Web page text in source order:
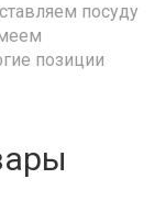
посуду
позиции